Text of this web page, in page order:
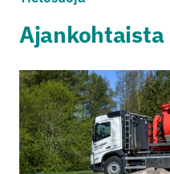
Ajankohtaista